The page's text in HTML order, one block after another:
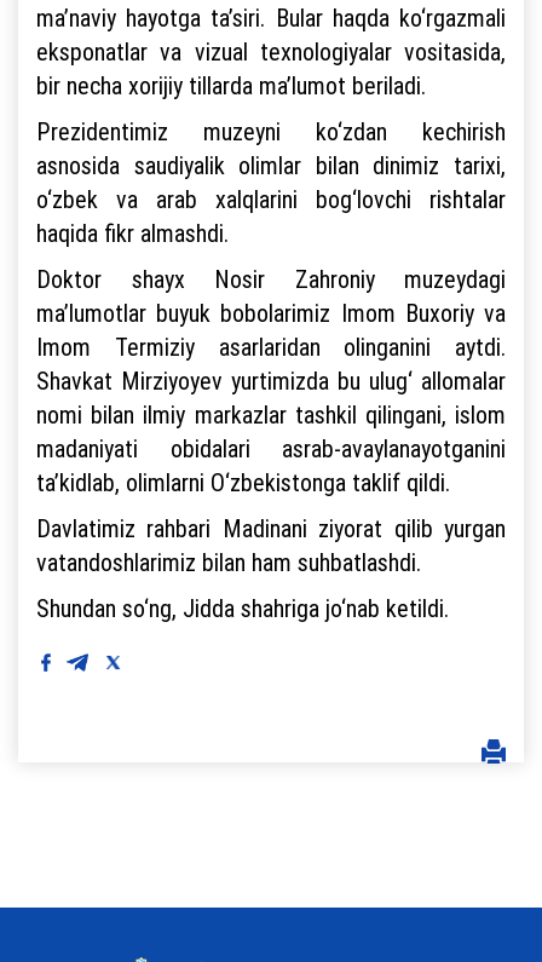
ma’naviy hayotga ta’siri. Bular haqda ko‘rgazmali
eksponatlar va vizual texnologiyalar vositasida,
bir necha xorijiy tillarda ma’lumot beriladi.
Prezidentimiz muzeyni ko‘zdan kechirish
asnosida saudiyalik olimlar bilan dinimiz tarixi,
o‘zbek va arab xalqlarini bog‘lovchi rishtalar
haqida fikr almashdi.
Doktor shayx Nosir Zahroniy muzeydagi
ma’lumotlar buyuk bobolarimiz Imom Buxoriy va
Imom Termiziy asarlaridan olinganini aytdi.
Shavkat Mirziyoyev yurtimizda bu ulug‘ allomalar
nomi bilan ilmiy markazlar tashkil qilingani, islom
madaniyati obidalari asrab-avaylanayotganini
ta’kidlab, olimlarni O‘zbekistonga taklif qildi.
Davlatimiz rahbari Madinani ziyorat qilib yurgan
vatandoshlarimiz bilan ham suhbatlashdi.
Shundan so‘ng, Jidda shahriga jo‘nab ketildi.